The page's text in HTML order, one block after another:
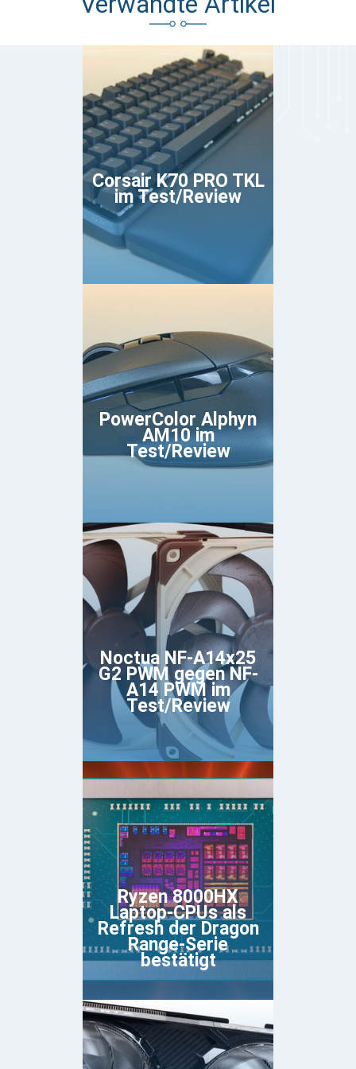
Corsair K70 PRO TKL
im Test/Review
PowerColor Alphyn
AM10 im
Test/Review
Noctua NF-A14x25
G2 PWM gegen NF-
A14 PWM im
Test/Review
Ryzen 8000HX
Laptop-CPUs als
Refresh der Dragon
Range-Serie
bestätigt